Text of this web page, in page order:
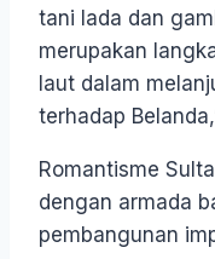
tani lada dan
merupakan
laut dalam
terhadap
Romantisme
dengan armada
pembangunan